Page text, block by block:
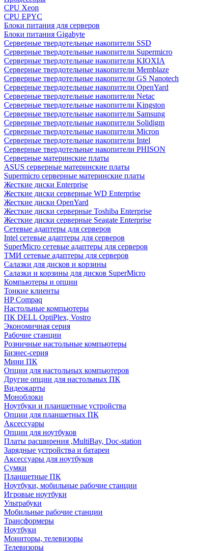
CPU Xeon
CPU EPYC
Блоки питания для серверов
Блоки питания Gigabyte
Серверные твердотельные накопители SSD
Cерверные твердотельные накопители Supermicro
Cерверные твердотельные накопители KIOXIA
Cерверные твердотельные накопители Memblaze
Cерверные твердотельные накопители GS Nanotech
Серверные твердотельные накопители OpenYard
Серверные твердотельные накопители Netac
Cерверные твердотельные накопители Kingston
Cерверные твердотельные накопители Samsung
Cерверные твердотельные накопители Solidigm
Cерверные твердотельные накопители Micron
Cерверные твердотельные накопители Intel
Cерверные твердотельные накопители PHISON
Серверные материнские платы
ASUS серверные материнские платы
Supermicro серверные материнские платы
Жесткие диски Enterprise
Жесткие диски серверные WD Enterprise
Жесткие диски OpenYard
Жесткие диски серверные Toshiba Enterprise
Жесткие диски серверные Seagate Enterprise
Сетевые адаптеры для серверов
Intel сетевые адаптеры для серверов
SuperMicro сетевые адаптеры для серверов
ТМИ сетевые адаптеры для серверов
Салазки для дисков и корзины
Салазки и корзины для дисков SuperMicro
Компьютеры и опции
Тонкие клиенты
HP Compaq
Настольные компьютеры
ПК DELL OptiPlex, Vostro
Экономичная серия
Рабочие станции
Розничные настольные компьютеры
Бизнес-серия
Мини ПК
Опции для настольных компьютеров
Другие опции для настольных ПК
Видеокарты
Моноблоки
Ноутбуки и планшетные устройства
Опции для планшетных ПК
Аксессуары
Опции для ноутбуков
Платы расширения ,MultiBay, Doc-station
Зарядные устройства и батареи
Аксессуары для ноутбуков
Сумки
Планшетные ПК
Ноутбуки, мобильные рабочие станции
Игровые ноутбуки
Ультрабуки
Мобильные рабочие станции
Трансформеры
Ноутбуки
Мониторы, телевизоры
Телевизоры